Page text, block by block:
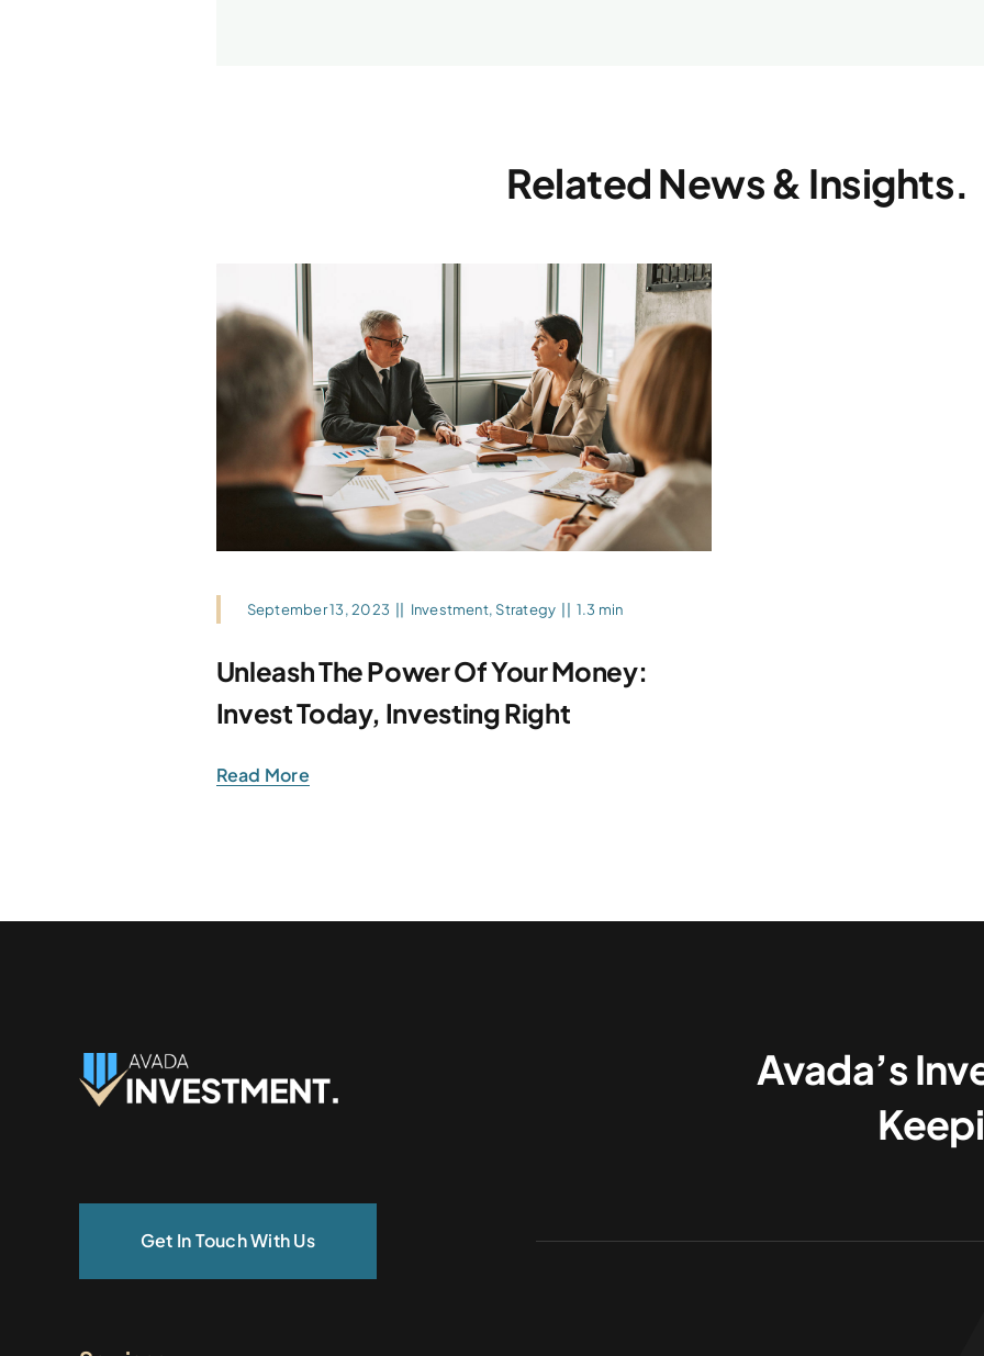
Related News & Insights.
September 13, 2023 Investment, Strategy 1.3 min
Unleash The Power Of Your Money:
Invest Today, Investing Right
Read More
Avada’s
Get In Touch With Us